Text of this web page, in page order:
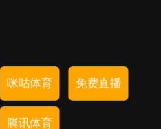
咪咕体育 免费直播
腾讯体育